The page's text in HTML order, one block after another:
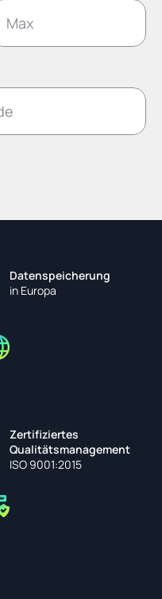
Datenspeicherung
in Europa
Zertifiziertes
Qualitätsmanagement
ISO 9001:2015